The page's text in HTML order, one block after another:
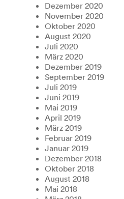
Dezember 2020
November 2020
Oktober 2020
August 2020
Juli 2020
März 2020
Dezember 2019
September 2019
Juli 2019
Juni 2019
Mai 2019
April 2019
März 2019
Februar 2019
Januar 2019
Dezember 2018
Oktober 2018
August 2018
Mai 2018